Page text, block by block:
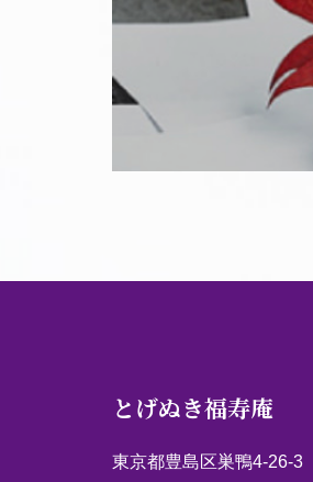
とげぬき福寿庵
東京都豊島区巣鴨4-26-3